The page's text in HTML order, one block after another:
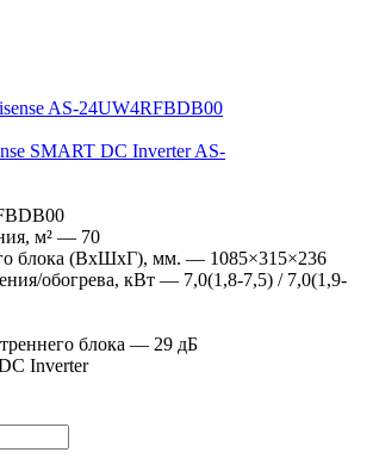
SMART DC Inverter AS-
м² — 70
блока (ВхШхГ), мм. — 1085×315×236
обогрева, кВт — 7,0(1,8-7,5) / 7,0(1,9-
блока — 29 дБ
Inverter